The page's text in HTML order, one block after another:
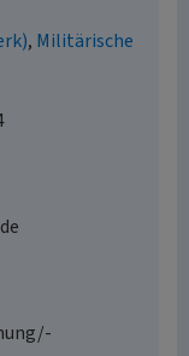
Militärische